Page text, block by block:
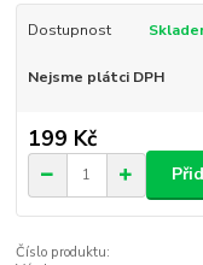
Dostupnost
Nejsme plátci DPH
199 Kč
Číslo produktu: